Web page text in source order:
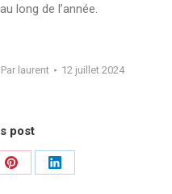
long de l’année.
Par laurent 12 juillet 2024
post
PartagerPartager